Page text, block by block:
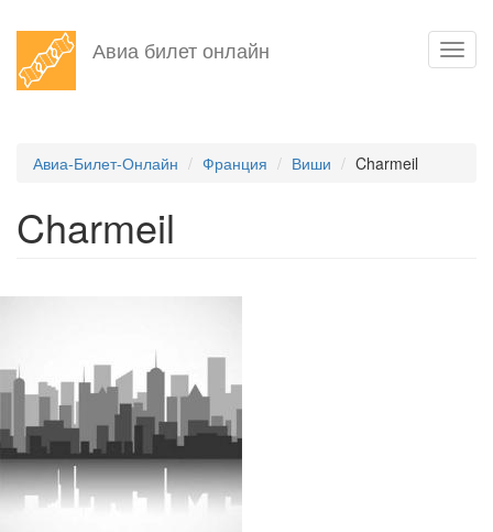
Перейти
основному
Авиа билет онлайн
Авиа-Билет-Онлайн Франция Виши Charmeil
Charmeil